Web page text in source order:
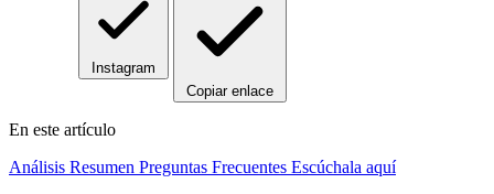
Instagram
Copiar enlace
En este artículo
Análisis Resumen Preguntas Frecuentes Escúchala aquí